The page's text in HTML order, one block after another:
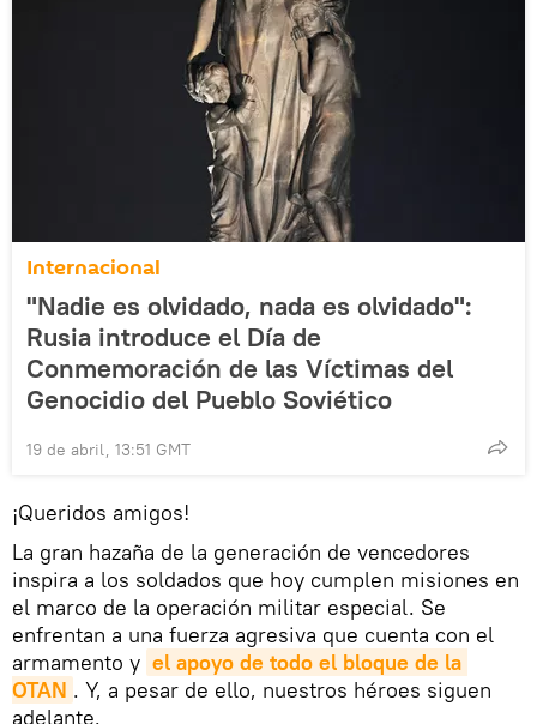
Internacional
"Nadie es olvidado, nada es olvidado":
Rusia introduce el Día de
Conmemoración de las Víctimas del
Genocidio del Pueblo Soviético
19 de abril, 13:51 GMT
¡Queridos amigos!
La gran hazaña de la generación de vencedores
inspira a los soldados que hoy cumplen misiones en
el marco de la operación militar especial. Se
enfrentan a una fuerza agresiva que cuenta con el
armamento y el apoyo de todo el bloque de la
OTAN . Y, a pesar de ello, nuestros héroes siguen
adelante.